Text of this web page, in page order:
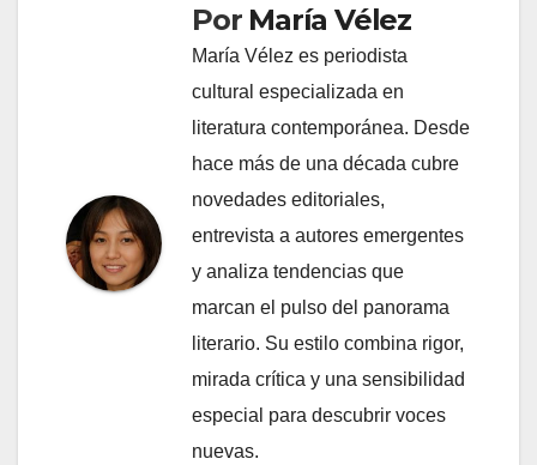
Por María Vélez
María Vélez es periodista
cultural especializada en
literatura contemporánea. Desde
hace más de una década cubre
novedades editoriales,
entrevista a autores emergentes
y analiza tendencias que
marcan el pulso del panorama
literario. Su estilo combina rigor,
mirada crítica y una sensibilidad
especial para descubrir voces
nuevas.